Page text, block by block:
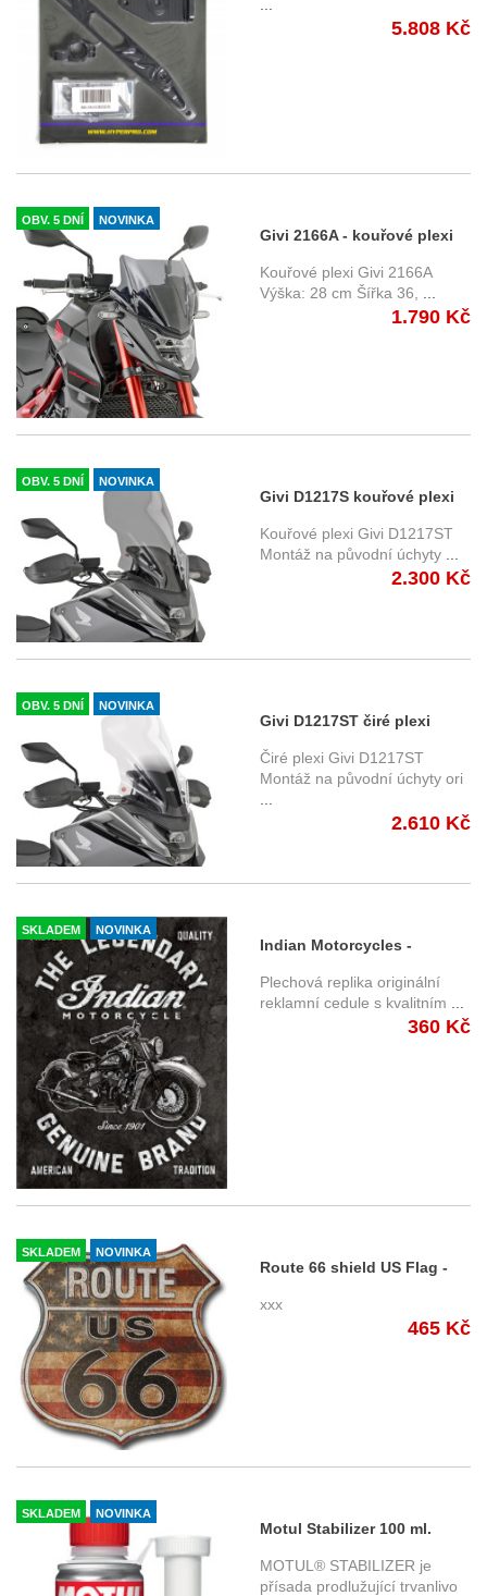
5.808 Kč
OBV. 5 DNÍ NOVINKA
Givi 2166A - kouřové plexi
Honda CB 750 Hornet (23-
24)
Kouřové plexi Givi 2166A
Výška: 28 cm Šířka 36,
1.790 Kč
OBV. 5 DNÍ NOVINKA
Givi D1217S kouřové plexi
Honda NC 750 X (25-)
Kouřové plexi Givi D1217ST
Montáž na původní úchyty
2.300 Kč
OBV. 5 DNÍ NOVINKA
Givi D1217ST čiré plexi
Honda NC 750 X (25-)
Čiré plexi Givi D1217ST
Montáž na původní úchyty ori
2.610 Kč
SKLADEM NOVINKA
Indian Motorcycles -
Legendary - plechová
cedule, 40x32 cm
Plechová replika originální
reklamní cedule s kvalitním
360 Kč
SKLADEM NOVINKA
Route 66 shield US Flag -
xxx
465 Kč
SKLADEM NOVINKA
Motul Stabilizer 100 ml.
Stabilizátor benzínu
MOTUL® STABILIZER je
přísada prodlužující trvanlivo